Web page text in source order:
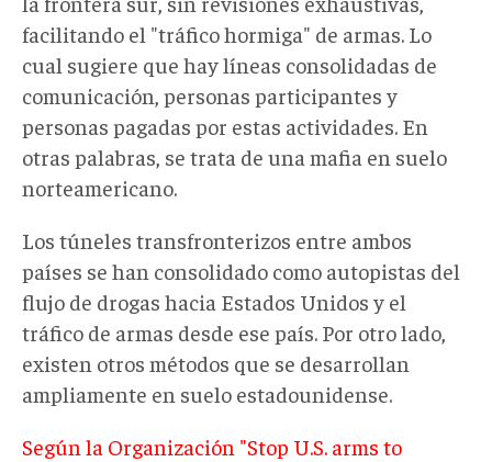
facilitando el "tráfico hormiga" de armas. Lo
cual sugiere que hay líneas consolidadas de
comunicación, personas participantes y
personas pagadas por estas actividades. En
otras palabras, se trata de una mafia en suelo
norteamericano.
Los túneles transfronterizos entre ambos
países se han consolidado como autopistas del
flujo de drogas hacia Estados Unidos y el
tráfico de armas desde ese país. Por otro lado,
existen otros métodos que se desarrollan
ampliamente en suelo estadounidense.
Según la Organización "Stop U.S. arms to